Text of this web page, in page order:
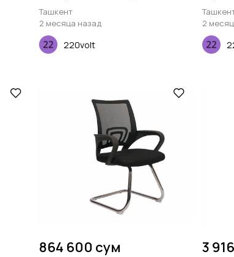
Ташкент
2 месяца назад
220volt
2
864 600 сум 3